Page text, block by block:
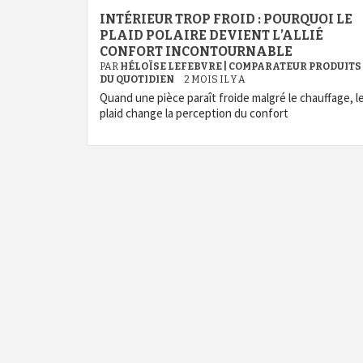
INTÉRIEUR TROP FROID : POURQUOI LE
PLAID POLAIRE DEVIENT L’ALLIÉ
CONFORT INCONTOURNABLE
PAR HÉLOÏSE LEFEBVRE | COMPARATEUR PRODUITS
DU QUOTIDIEN
2 MOIS IL Y A
Quand une pièce paraît froide malgré le chauffage,
plaid change la perception du confort